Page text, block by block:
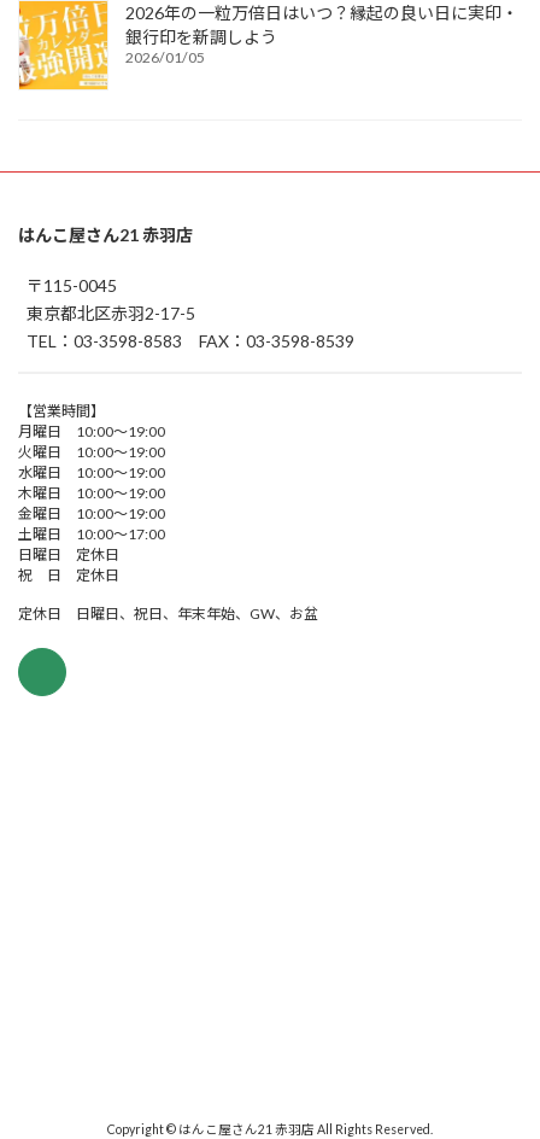
2026年の一粒万倍日はいつ？縁起の良い日に実印・
銀行印を新調しよう
2026/01/05
はんこ屋さん21 赤羽店
〒115-0045
東京都北区赤羽2-17-5
TEL：03-3598-8583 FAX：03-3598-8539
【営業時間】
月曜日 10:00～19:00
火曜日 10:00～19:00
水曜日 10:00～19:00
木曜日 10:00～19:00
金曜日 10:00～19:00
土曜日 10:00～17:00
日曜日 定休日
祝 日 定休日
定休日 日曜日、祝日、年末年始、GW、お盆
Copyright © はんこ屋さん21 赤羽店 All Rights Reserved.